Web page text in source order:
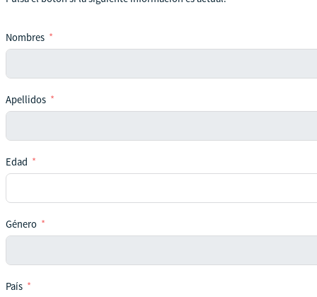
Nombres
Apellidos
Edad
Género
País